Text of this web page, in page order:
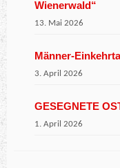
Wienerwald“
13. Mai 2026
Männer-
3. April 2026
GESEGNETE
1. April 2026